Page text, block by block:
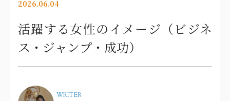
2026.06.04
活躍する女性のイメージ（ビジネ
ス・ジャンプ・成功）
WRITER